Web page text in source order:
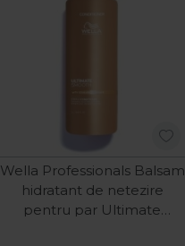
Wella Professionals Balsam
hidratant de netezire
pentru par Ultimate